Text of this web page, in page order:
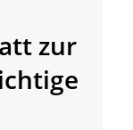
zur